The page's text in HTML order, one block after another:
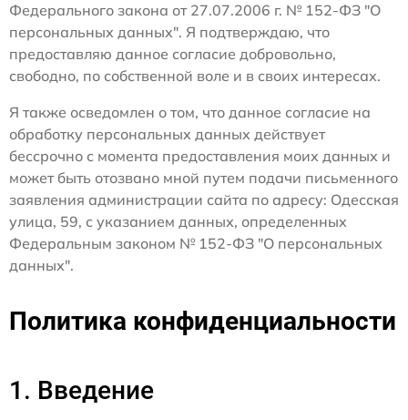
Федерального закона от 27.07.2006 г. № 152-ФЗ "О
персональных данных". Я подтверждаю, что
предоставляю данное согласие добровольно,
свободно, по собственной воле и в своих интересах.
Я также осведомлен о том, что данное согласие на
обработку персональных данных действует
бессрочно с момента предоставления моих данных и
может быть отозвано мной путем подачи письменного
заявления администрации сайта по адресу: Одесская
улица, 59, с указанием данных, определенных
Федеральным законом № 152-ФЗ "О персональных
данных".
Политика конфиденциальности
1. Введение